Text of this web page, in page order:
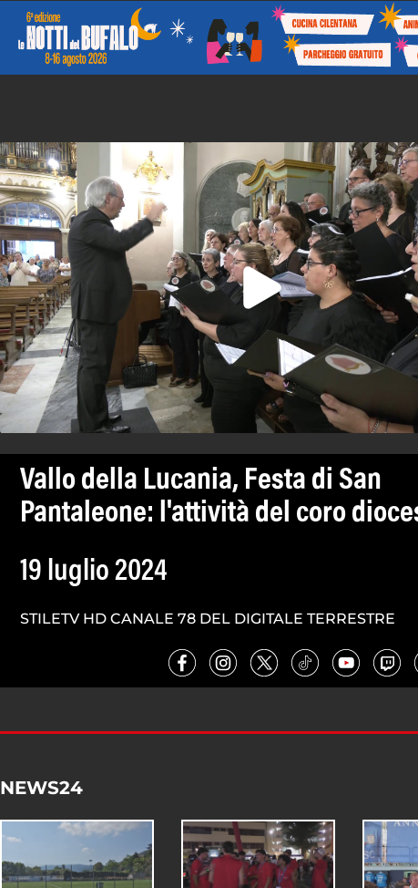
Vallo della Lucania, Festa di San
Pantaleone: l'attività del coro
19 luglio 2024
STILETV HD CANALE 78 DEL DIGITALE TERRESTRE
NEWS24